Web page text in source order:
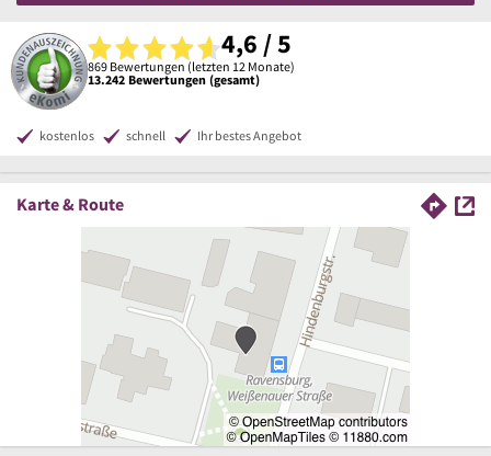
4,6 / 5
869 Bewertungen (letzten 12 Monate)
13.242 Bewertungen (gesamt)
kostenlos schnell Ihr bestes Angebot
Karte & Route